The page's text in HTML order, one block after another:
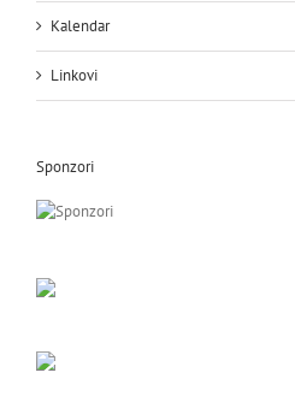
Kalendar
Linkovi
Sponzori